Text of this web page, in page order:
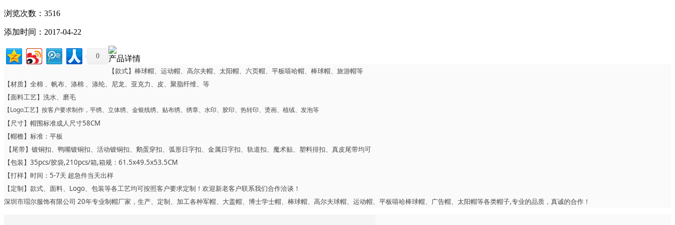
浏览次数：3516
添加时间：2017-04-22
0 产品详情
【款式】棒球帽、运动帽、高尔夫帽、太阳帽、六页帽、平板嘻哈帽、棒球帽、旅游帽等
【材质】全棉 、帆布、涤棉 、涤纶、尼龙、亚克力、皮、聚脂纤维、等
【面料工艺】洗水、磨毛
【Logo工艺】按客户要求制作，平绣、立体绣、金银线绣、贴布绣、绣章、水印、胶印、热转印、烫画、植绒、发泡等
【尺寸】帽围标准成人尺寸58CM
【帽檐】标准：平板
【尾带】镀铜扣、鸭嘴镀铜扣、活动镀铜扣、鹅蛋穿扣、弧形日字扣、金属日字扣、轨道扣、魔术贴、塑料排扣、真皮尾带均可
【包装】35pcs/胶袋,210pcs/箱,箱规：61.5x49.5x53.5CM
【打样】时间：5-7天 超急件当天出样
【定制】款式、面料、Logo、包装等各工艺均可按照客户要求定制！欢迎新老客户联系我们合作洽谈！
深圳市瑁尔服饰有限公司 20年专业制帽厂家，生产、定制、加工各种军帽、大盖帽、博士学士帽、棒球帽、高尔夫球帽、运动帽、平板嘻哈棒球帽、广告帽、太阳帽等各类帽子,专业的品质，真诚的合作！